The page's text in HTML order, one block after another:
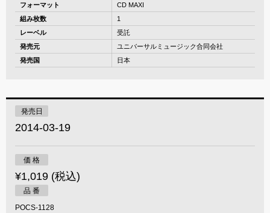
フォーマット
CD MAXI
組み枚数
1
レーベル
受託
発売元
ユニバーサルミュージック合同会社
発売国
日本
発売日
2014-03-19
価 格
¥1,019 (税込)
品 番
POCS-1128